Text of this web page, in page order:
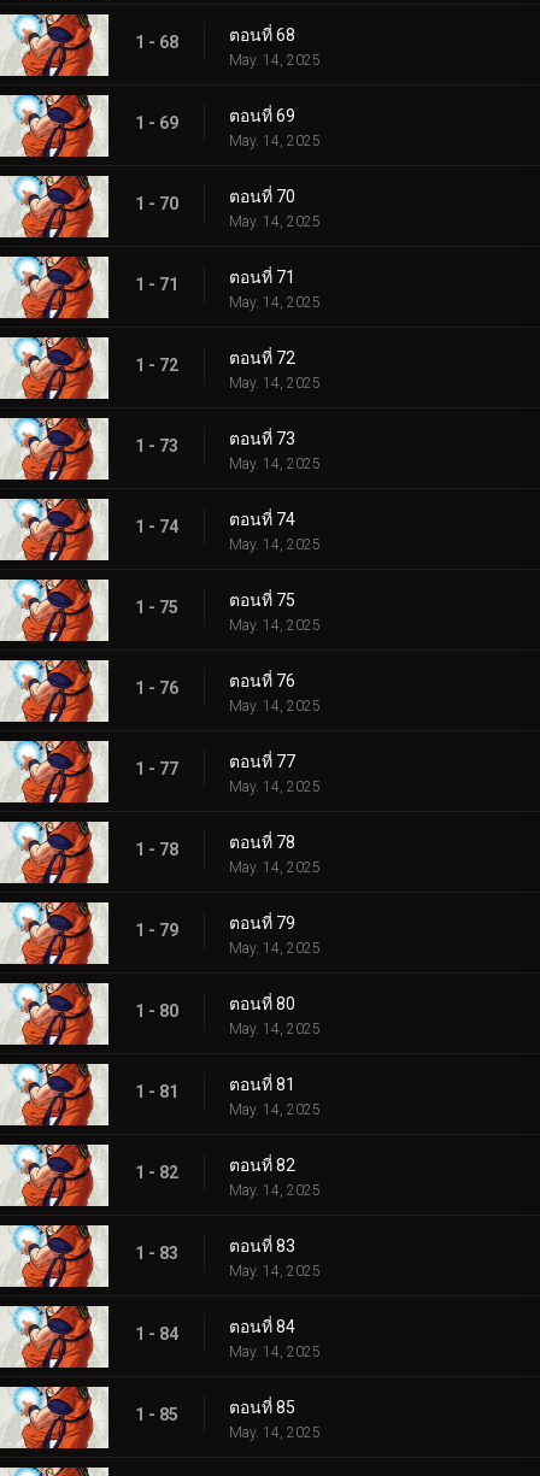
1 - 68 ตอนที่ 68
May. 14, 2025
1 - 69 ตอนที่ 69
May. 14, 2025
1 - 70 ตอนที่ 70
May. 14, 2025
1 - 71 ตอนที่ 71
May. 14, 2025
1 - 72 ตอนที่ 72
May. 14, 2025
1 - 73 ตอนที่ 73
May. 14, 2025
1 - 74 ตอนที่ 74
May. 14, 2025
1 - 75 ตอนที่ 75
May. 14, 2025
1 - 76 ตอนที่ 76
May. 14, 2025
1 - 77 ตอนที่ 77
May. 14, 2025
1 - 78 ตอนที่ 78
May. 14, 2025
1 - 79 ตอนที่ 79
May. 14, 2025
1 - 80 ตอนที่ 80
May. 14, 2025
1 - 81 ตอนที่ 81
May. 14, 2025
1 - 82 ตอนที่ 82
May. 14, 2025
1 - 83 ตอนที่ 83
May. 14, 2025
1 - 84 ตอนที่ 84
May. 14, 2025
1 - 85 ตอนที่ 85
May. 14, 2025